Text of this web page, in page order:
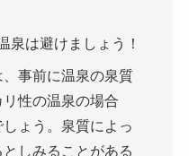
泉は避けましょう！
事前に温泉の泉質
性の温泉の場合
ょう。泉質によっ
しみることがある